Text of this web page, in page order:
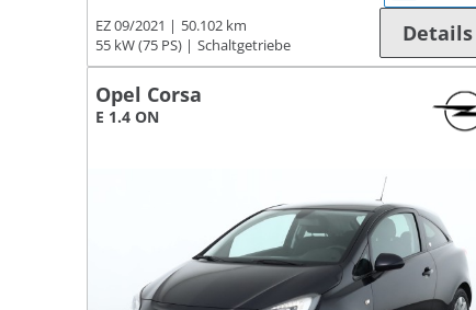
EZ 09/2021
50.102 km
55 kW (75 PS)
Schaltgetriebe Details
Opel Corsa
E 1.4 ON